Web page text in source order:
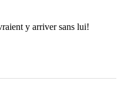
y arriver sans lui!